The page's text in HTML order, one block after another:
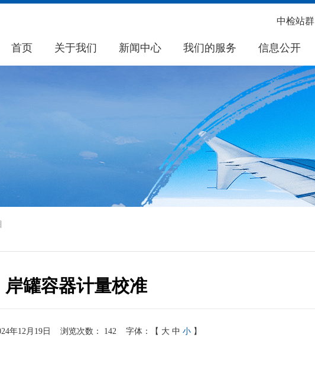
中检站群
首页 关于我们 新闻中心 我们的服务 信息公开
岸罐容器计量校准
年12月19日 浏览次数： 142 字体：【 大 中 小 】